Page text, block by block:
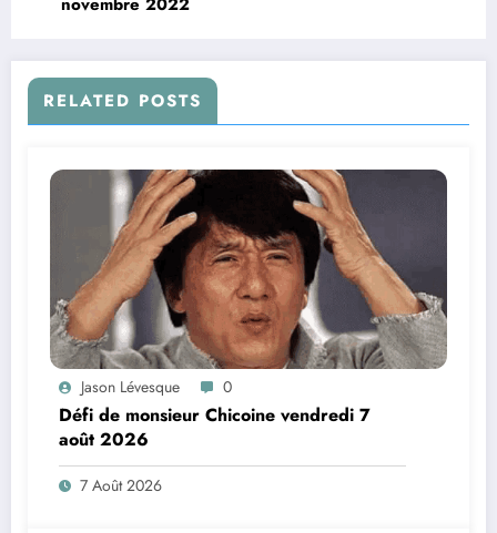
novembre 2022
RELATED POSTS
Jason Lévesque 0
Défi de monsieur Chicoine vendredi 7
août 2026
7 Août 2026